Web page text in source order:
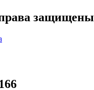
защищены